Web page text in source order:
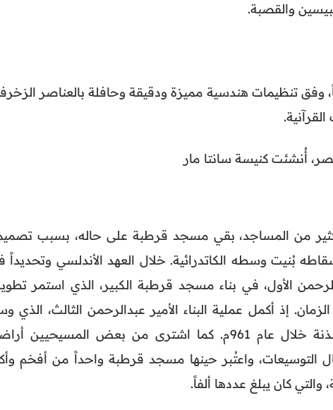
والقصبة.
بناؤه أكثر من 150 عاماً، وفق تنظيمات هندسية مميزة ودقيقة وحافلة بالعناصر
القرآنية.
أُنشئت كنيسة سانتا مار
من المساجد، بقي مسجد قرطبة على حاله، بسبب
بُنيت وسطه الكاتدرائية. خلال العهد الأندلسي وتحديداً
عبدالرحمن الأول، في بناء مسجد قرطبة الكبير، الذي استمر
إذ أكمل عملية البناء الأمير عبدالرحمن الثالث، الذي
المسجد وزيَّنه وأضاف إليه مئذنة خلال عام 961م. كما اشترى من بعض المسيحيين
التوسيعات، واعتُبر حينها مسجد قرطبة واحداً من أفخم
كان يبلغ عددها ألفاً.